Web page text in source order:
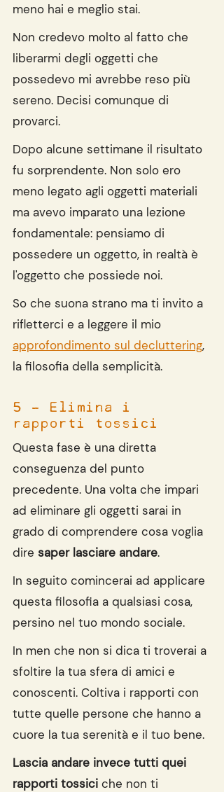
meno hai e meglio stai.
Non credevo molto al fatto che
liberarmi degli oggetti che
possedevo mi avrebbe reso più
sereno. Decisi comunque di
provarci.
Dopo alcune settimane il risultato
fu sorprendente. Non solo ero
meno legato agli oggetti materiali
ma avevo imparato una lezione
fondamentale: pensiamo di
possedere un oggetto, in realtà è
l'oggetto che possiede noi.
So che suona strano ma ti invito a
rifletterci e a leggere il mio
approfondimento sul decluttering,
la filosofia della semplicità.
5 - Elimina i
rapporti tossici
Questa fase è una diretta
conseguenza del punto
precedente. Una volta che impari
ad eliminare gli oggetti sarai in
grado di comprendere cosa voglia
dire saper lasciare andare.
In seguito comincerai ad applicare
questa filosofia a qualsiasi cosa,
persino nel tuo mondo sociale.
In men che non si dica ti troverai a
sfoltire la tua sfera di amici e
conoscenti. Coltiva i rapporti con
tutte quelle persone che hanno a
cuore la tua serenità e il tuo bene.
Lascia andare invece tutti quei
rapporti tossici che non ti